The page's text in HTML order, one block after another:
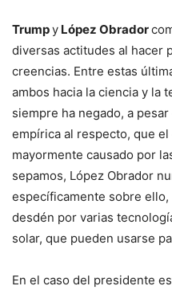
Trumpy López Obrador
diversas actitudes al hacer
creencias. Entre estas
ambos hacia la ciencia y la
siempre ha negado, a
empírica al respecto, que
mayormente causado por
sepamos, López Obrador
específicamente sobre
desdén por varias
solar, que pueden usarse
En el caso del presidente